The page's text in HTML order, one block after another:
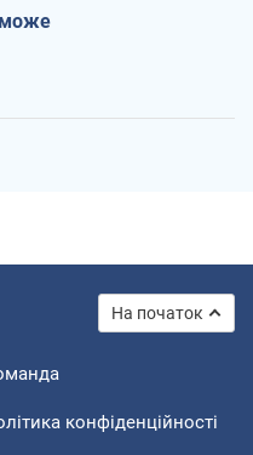
може
На початок
конфіденційності